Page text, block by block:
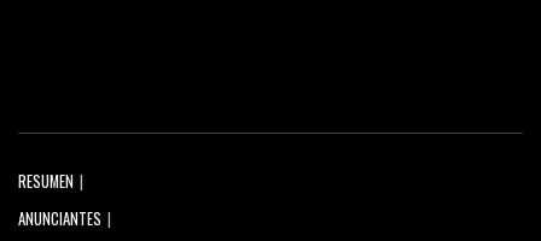
RESUMEN
ANUNCIANTES